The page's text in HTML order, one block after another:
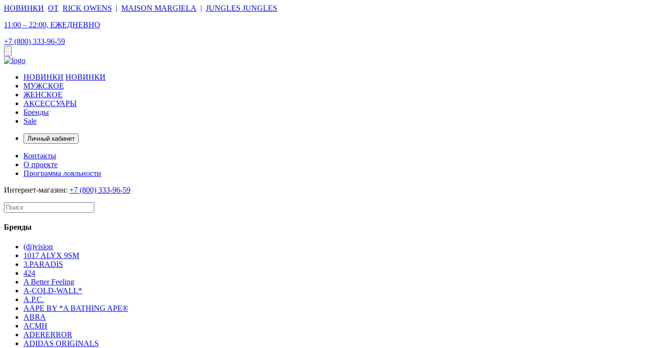
НОВИНКИ ОТ RICK OWENS | MAISON MARGIELA | JUNGLES JUNGLES
11:00 – 22:00, ЕЖЕДНЕВНО
+7 (800) 333-96-59
НОВИНКИ НОВИНКИ
МУЖСКОЕ
ЖЕНСКОЕ
АКСЕССУАРЫ
Бренды
Sale
Личный кабинет
Контакты
О проекте
Программа лояльности
Интернет-магазин: +7 (800) 333-96-59
Бренды
(di)vision
1017 ALYX 9SM
3.PARADIS
424
A Better Feeling
A-COLD-WALL*
A.P.C.
AAPE BY *A BATHING APE®
ABRA
ACMH
ADERERROR
ADIDAS ORIGINALS